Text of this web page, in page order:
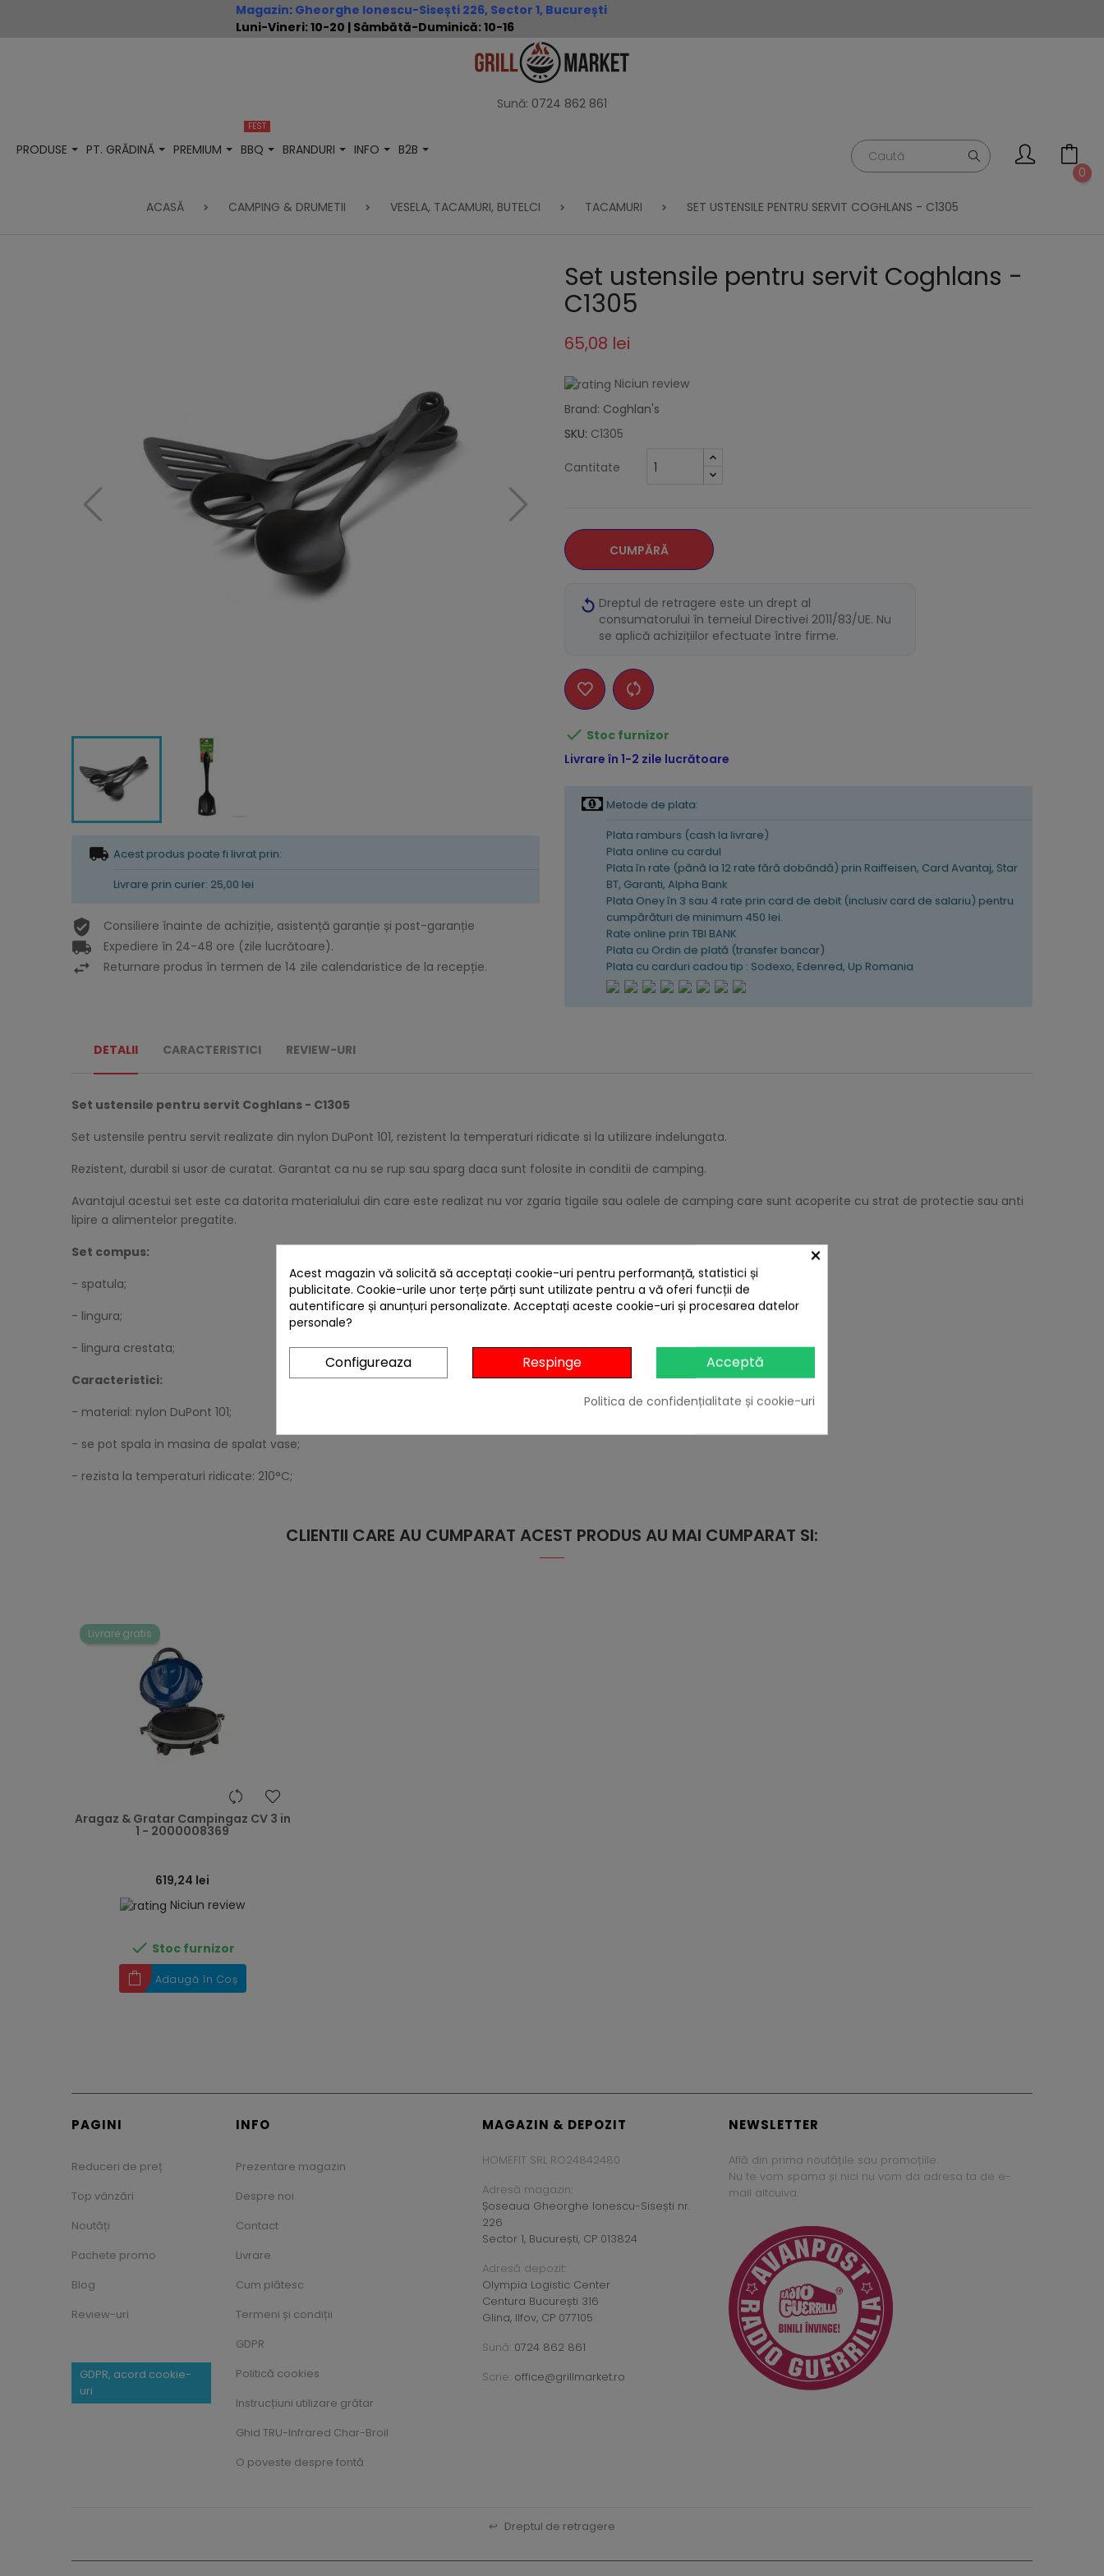
Magazin: Gheorghe Ionescu-Sisești 226, Sector 1, București
Luni-Vineri: 10-20 | Sâmbătă-Duminică: 10-16
Sună: 0724 862 861
PRODUSE PT. GRĂDINĂ PREMIUM BBQ
FEST
BRANDURI INFO
B2B
0
ACASĂ CAMPING & DRUMETII VESELA, TACAMURI, BUTELCI TACAMURI SET USTENSILE PENTRU SERVIT COGHLANS - C1305
Acest produs poate fi livrat prin:
Livrare prin curier: 25,00 lei
Consiliere înainte de achiziție, asistență garanție și post-garanție
Expediere în 24-48 ore (zile lucrătoare).
Returnare produs în termen de 14 zile calendaristice de la recepție.
Set ustensile pentru servit Coghlans -
C1305
65,08 lei
Niciun review
Brand: Coghlan's
SKU: C1305
Cantitate
CUMPĂRĂ
Dreptul de retragere este un drept al
consumatorului în temeiul Directivei 2011/83/UE. Nu
se aplică achizițiilor efectuate între firme.
 Stoc furnizor
Livrare în 1-2 zile lucrătoare
Metode de plata:
Plata ramburs (cash la livrare)
Plata online cu cardul
Plata în rate (pănă la 12 rate fără dobândă) prin Raiffeisen, Card Avantaj, Star
BT, Garanti, Alpha Bank
Plata Oney în 3 sau 4 rate prin card de debit (inclusiv card de salariu) pentru
cumpărături de minimum 450 lei.
Rate online prin TBI BANK
Plata cu Ordin de plată (transfer bancar)
Plata cu carduri cadou tip : Sodexo, Edenred, Up Romania
DETALII CARACTERISTICI REVIEW-URI
Set ustensile pentru servit Coghlans - C1305
Set ustensile pentru servit realizate din nylon DuPont 101, rezistent la temperaturi ridicate si la utilizare indelungata.
Rezistent, durabil si usor de curatat. Garantat ca nu se rup sau sparg daca sunt folosite in conditii de camping.
Avantajul acestui set este ca datorita materialului din care este realizat nu vor zgaria tigaile sau oalele de camping care sunt acoperite cu strat de protectie sau anti
lipire a alimentelor pregatite.
Set compus:
- spatula;
- lingura;
- lingura crestata;
Caracteristici:
- material: nylon DuPont 101;
- se pot spala in masina de spalat vase;
- rezista la temperaturi ridicate: 210°C;
CLIENTII CARE AU CUMPARAT ACEST PRODUS AU MAI CUMPARAT SI:
Livrare gratis
heart
Aragaz & Gratar Campingaz CV 3 in
1 - 2000008369
619,24 lei
Niciun review
 Stoc furnizor
Adaugă în Coș
PAGINI
Reduceri de preț
Top vânzări
Noutăți
Pachete promo
Blog
Review-uri
GDPR, acord cookie-
uri
INFO
Prezentare magazin
Despre noi
Contact
Livrare
Cum plătesc
Termeni și condiții
GDPR
Politică cookies
Instrucțiuni utilizare grătar
Ghid TRU-Infrared Char-Broil
O poveste despre fontă
MAGAZIN & DEPOZIT
HOMEFIT SRL RO24842480
Adresă magazin:
Șoseaua Gheorghe Ionescu-Sisești nr.
226
Sector 1, București, CP 013824
Adresă depozit:
Olympia Logistic Center
Centura București 316
Glina, Ilfov, CP 077105
Sună: 0724 862 861
Scrie: office@grillmarket.ro
NEWSLETTER
Află din prima noutățile sau promoțiile.
Nu te vom spama și nici nu vom da adresa ta de e-
mail altcuiva.
↩ Dreptul de retragere
×
Acest magazin vă solicită să acceptați cookie-uri pentru performanță, statistici și
publicitate. Cookie-urile unor terțe părți sunt utilizate pentru a vă oferi funcții de
autentificare și anunțuri personalizate. Acceptați aceste cookie-uri și procesarea datelor
personale?
Configureaza Respinge Acceptă
Politica de confidențialitate și cookie-uri